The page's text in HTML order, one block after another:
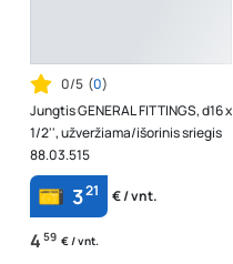
0/5 (0)
Jungtis GENERAL FITTINGS, d16 x
1/2'', užveržiama/išorinis sriegis
88.03.515
321 € / vnt.
4 59 € / vnt.